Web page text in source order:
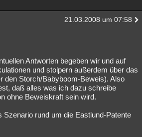
21.03.2008 um 07:58
Antworten begeben wir und auf
und stolpern außerdem über das
den Storch/Babyboom-Beweis). Also
daß alles was ich dazu schreibe
ohne Beweiskraft sein wird.
Szenario rund um die Eastlund-Patente